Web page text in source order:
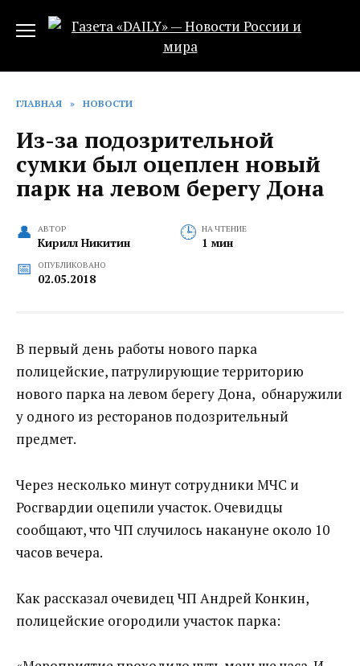
ГЛАВНАЯ » НОВОСТИ
Из-за подозрительной
сумки был оцеплен новый
парк на левом берегу Дона
АВТОР
Кирилл Никитин
НА ЧТЕНИЕ
1 мин
ОПУБЛИКОВАНО
02.05.2018
В первый день работы нового парка
полицейские, патрулирующие территорию
нового парка на левом берегу Дона, обнаружили
у одного из ресторанов подозрительный
предмет.
Через несколько минут сотрудники МЧС и
Росгвардии оцепили участок. Очевидцы
сообщают, что ЧП случилось накануне около 10
часов вечера.
Как рассказал очевидец ЧП Андрей Конкин,
полицейские огородили участок парка: